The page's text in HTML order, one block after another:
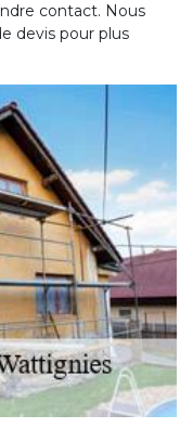
contact. Nous
devis pour plus